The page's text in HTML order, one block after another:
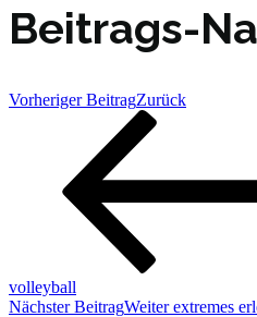
Beitrags-
Vorheriger BeitragZurück
volleyball
Nächster BeitragWeiter extremes